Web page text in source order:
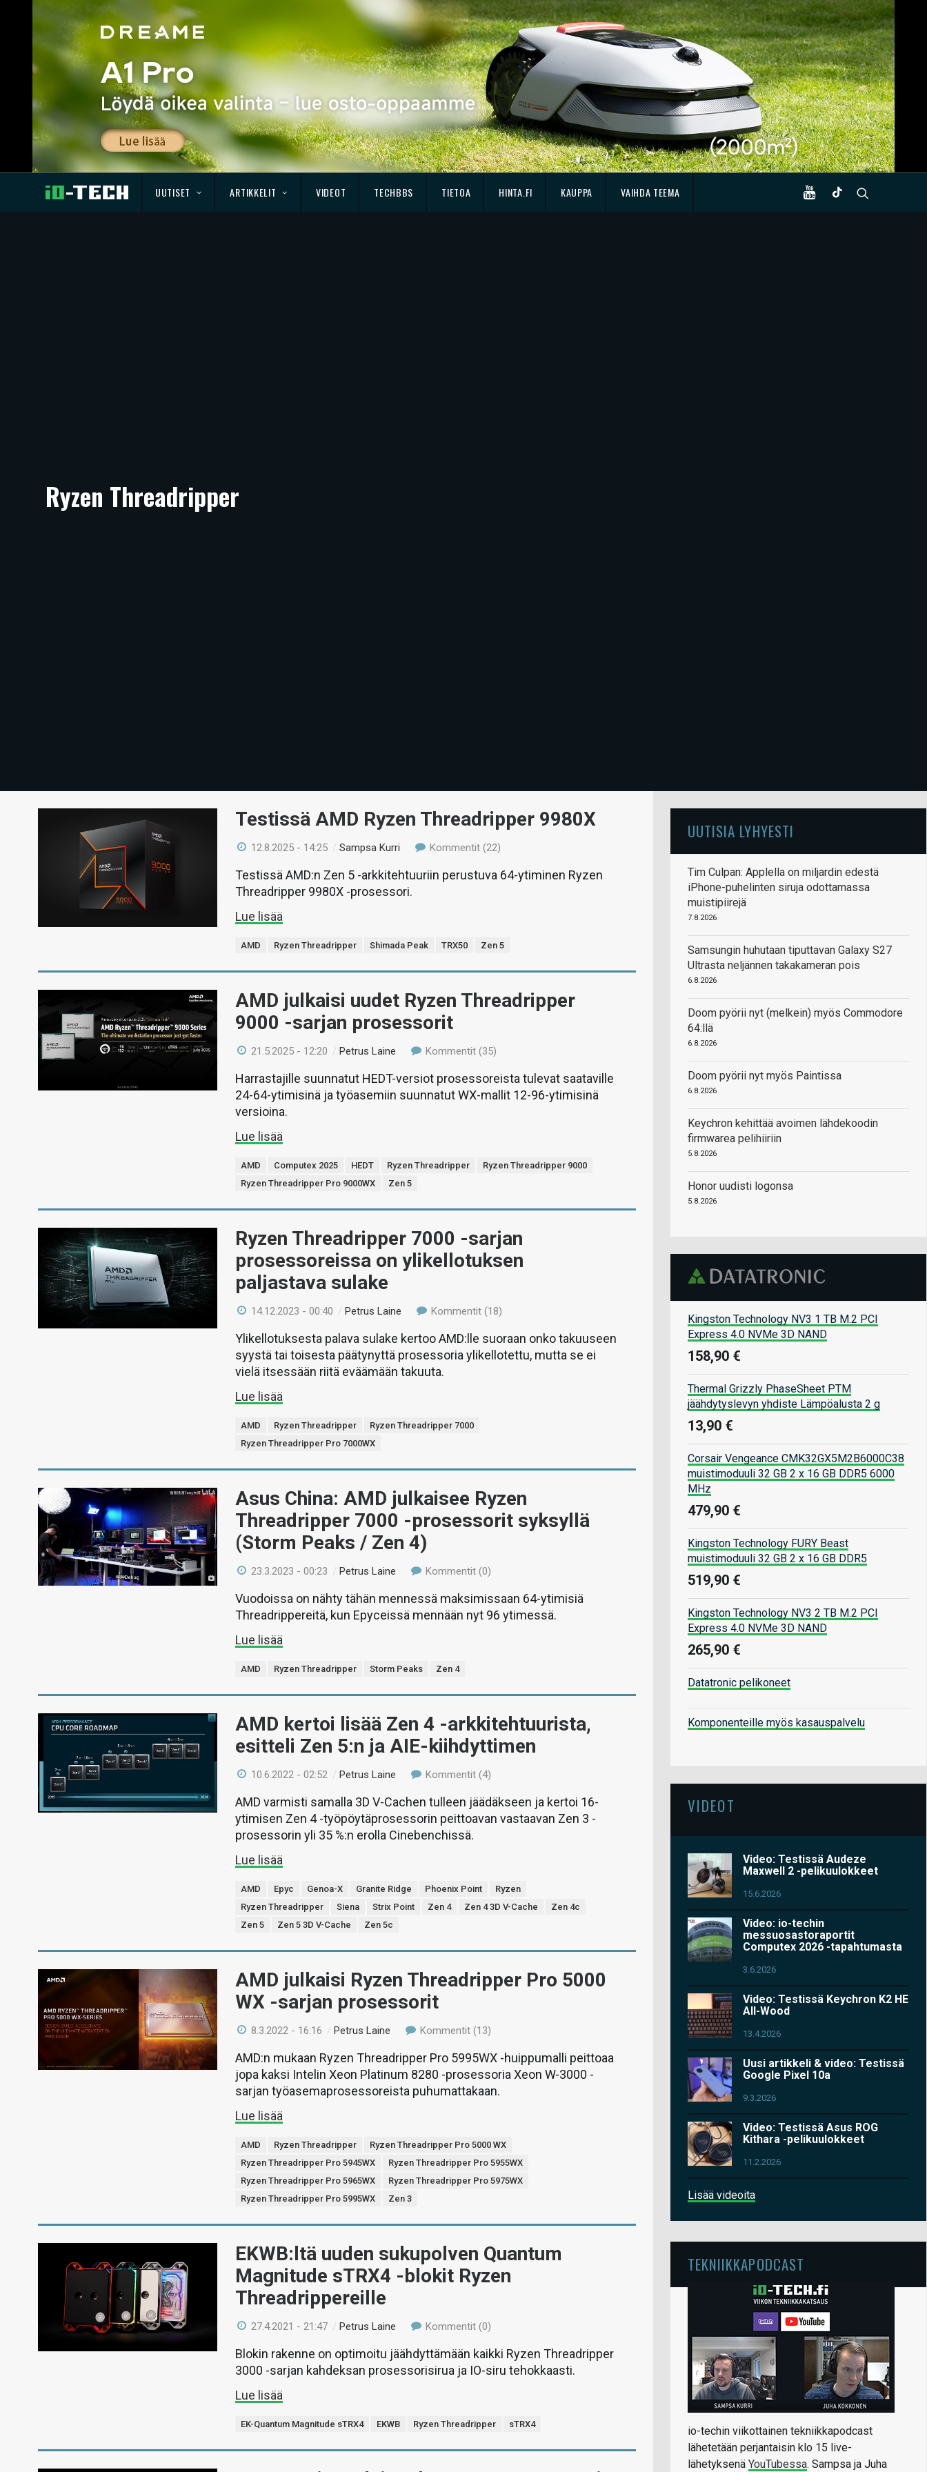
UUTISET ARTIKKELIT VIDEOT TECHBBS TIETOA HINTA.FI KAUPPA VAIHDA TEEMA
Ryzen Threadripper
Testissä AMD Ryzen Threadripper 9980X
12.8.2025 - 14:25 /Sampsa Kurri Kommentit (22)
Testissä AMD:n Zen 5 -arkkitehtuuriin perustuva 64-ytiminen Ryzen
Threadripper 9980X -prosessori.
Lue lisää
AMD Ryzen Threadripper Shimada Peak TRX50 Zen 5
AMD julkaisi uudet Ryzen Threadripper
9000 -sarjan prosessorit
21.5.2025 - 12:20 /Petrus Laine Kommentit (35)
Harrastajille suunnatut HEDT-versiot prosessoreista tulevat saataville
24-64-ytimisinä ja työasemiin suunnatut WX-mallit 12-96-ytimisinä
versioina.
Lue lisää
AMD Computex 2025 HEDT Ryzen Threadripper
Ryzen Threadripper 9000
Ryzen Threadripper Pro 9000WX
Zen 5
Ryzen Threadripper 7000 -sarjan
prosessoreissa on ylikellotuksen
paljastava sulake
14.12.2023 - 00:40 /Petrus Laine Kommentit (18)
Ylikellotuksesta palava sulake kertoo AMD:lle suoraan onko takuuseen
syystä tai toisesta päätynyttä prosessoria ylikellotettu, mutta se ei
vielä itsessään riitä eväämään takuuta.
Lue lisää
AMD Ryzen Threadripper
Ryzen Threadripper 7000
Ryzen Threadripper Pro 7000WX
Asus China: AMD julkaisee Ryzen
Threadripper 7000 -prosessorit syksyllä
(Storm Peaks / Zen 4)
23.3.2023 - 00:23 /Petrus Laine Kommentit (0)
Vuodoissa on nähty tähän mennessä maksimissaan 64-ytimisiä
Threadrippereitä, kun Epyceissä mennään nyt 96 ytimessä.
Lue lisää
AMD Ryzen Threadripper Storm Peaks Zen 4
AMD kertoi lisää Zen 4 -arkkitehtuurista,
esitteli Zen 5:n ja AIE-kiihdyttimen
10.6.2022 - 02:52 /Petrus Laine Kommentit (4)
AMD varmisti samalla 3D V-Cachen tulleen jäädäkseen ja kertoi 16-
ytimisen Zen 4 -työpöytäprosessorin peittoavan vastaavan Zen 3 -
prosessorin yli 35 %:n erolla Cinebenchissä.
Lue lisää
AMD Epyc Genoa-X Granite Ridge Phoenix Point
Ryzen
Ryzen Threadripper
Siena Strix Point Zen 4 Zen 4 3D V-Cache
Zen 4c
Zen 5
Zen 5 3D V-Cache Zen 5c
AMD julkaisi Ryzen Threadripper Pro 5000
WX -sarjan prosessorit
8.3.2022 - 16:16 /Petrus Laine Kommentit (13)
AMD:n mukaan Ryzen Threadripper Pro 5995WX -huippumalli peittoaa
jopa kaksi Intelin Xeon Platinum 8280 -prosessoria Xeon W-3000 -
sarjan työasemaprosessoreista puhumattakaan.
Lue lisää
AMD Ryzen Threadripper
Ryzen Threadripper Pro 5000 WX
Ryzen Threadripper Pro 5945WX
Ryzen Threadripper Pro 5955WX
Ryzen Threadripper Pro 5965WX
Ryzen Threadripper Pro 5975WX
Ryzen Threadripper Pro 5995WX
Zen 3
EKWB:ltä uuden sukupolven Quantum
Magnitude sTRX4 -blokit Ryzen
Threadrippereille
27.4.2021 - 21:47 /Petrus Laine Kommentit (0)
Blokin rakenne on optimoitu jäähdyttämään kaikki Ryzen Threadripper
3000 -sarjan kahdeksan prosessorisirua ja IO-siru tehokkaasti.
Lue lisää
EK-Quantum Magnitude sTRX4 EKWB Ryzen Threadripper sTRX4
UUTISIA LYHYESTI
Tim Culpan: Applella on miljardin edestä
iPhone-puhelinten siruja odottamassa
muistipiirejä
7.8.2026
Samsungin huhutaan tiputtavan Galaxy S27
Ultrasta neljännen takakameran pois
6.8.2026
Doom pyörii nyt (melkein) myös Commodore
64:llä
6.8.2026
Doom pyörii nyt myös Paintissa
6.8.2026
Keychron kehittää avoimen lähdekoodin
firmwarea pelihiiriin
5.8.2026
Honor uudisti logonsa
5.8.2026
Kingston Technology NV3 1 TB M.2 PCI
Express 4.0 NVMe 3D NAND
158,90 €
Thermal Grizzly PhaseSheet PTM
jäähdytyslevyn yhdiste Lämpöalusta 2 g
13,90 €
Corsair Vengeance CMK32GX5M2B6000C38
muistimoduuli 32 GB 2 x 16 GB DDR5 6000
MHz
479,90 €
Kingston Technology FURY Beast
muistimoduuli 32 GB 2 x 16 GB DDR5
519,90 €
Kingston Technology NV3 2 TB M.2 PCI
Express 4.0 NVMe 3D NAND
265,90 €
Datatronic pelikoneet
Komponenteille myös kasauspalvelu
VIDEOT
Video: Testissä Audeze
Maxwell 2 -pelikuulokkeet
15.6.2026
Video: io-techin
messuosastoraportit
Computex 2026 -tapahtumasta
3.6.2026
Video: Testissä Keychron K2 HE
All-Wood
13.4.2026
Uusi artikkeli & video: Testissä
Google Pixel 10a
9.3.2026
Video: Testissä Asus ROG
Kithara -pelikuulokkeet
11.2.2026
Lisää videoita
TEKNIIKKAPODCAST
io-techin viikottainen tekniikkapodcast
lähetetään perjantaisin klo 15 live-
lähetyksenä YouTubessa. Sampsa ja Juha